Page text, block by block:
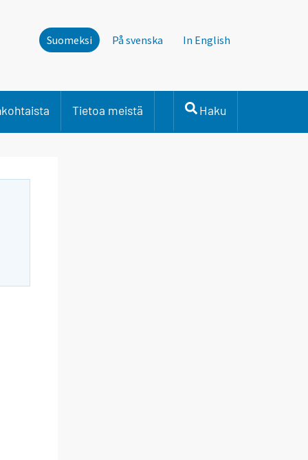
Suomeksi På svenska In English
Tietoa meistä Haku